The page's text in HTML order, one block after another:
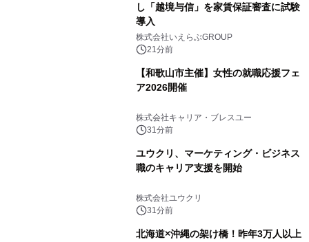
し「越境与信」を家賃保証審査に試験
導入
株式会社いえらぶGROUP
21分前
【和歌山市主催】女性の就職応援フェ
ア2026開催
株式会社キャリア・ブレスユー
31分前
ユウクリ、マーケティング・ビジネス
職のキャリア支援を開始
株式会社ユウクリ
31分前
北海道×沖縄の架け橋！昨年3万人以上